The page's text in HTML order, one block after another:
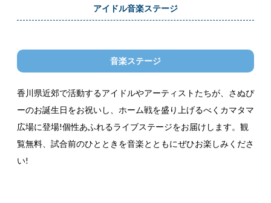
アイドル音楽ステージ
音楽ステージ
香川県近郊で活動するアイドルやアーティストたちが、さぬぴ
ーのお誕生日をお祝いし、ホーム戦を盛り上げるべくカマタマ
広場に登場!個性あふれるライブステージをお届けします。観
覧無料、試合前のひとときを音楽とともにぜひお楽しみくださ
い!